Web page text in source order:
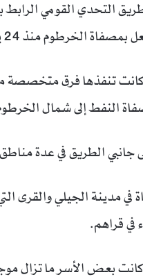
التحدي القومي الرابط
منذ 24 يناير الماضي.
كانت تنفذها فرق
النفط إلى شمال
الطريق في عدة
في مدينة الجيلي والقرى
في قراهم.
بعض الأسر ما تزال